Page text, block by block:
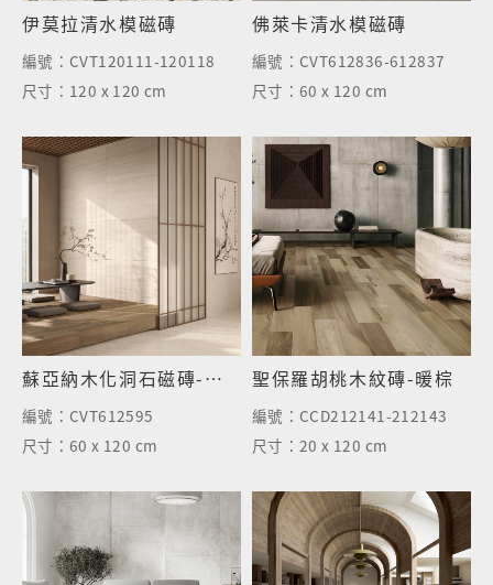
伊莫拉清水模磁磚
編號： CVT120111-120118
尺寸： 120 x 120 cm
佛萊卡清水模磁磚
編號： CVT612836-612837
尺寸：60 x 120 cm
蘇亞納木化洞石磁磚-岩米
編號： CVT612595
尺寸：60 x 120 cm
聖保羅胡桃木紋磚-暖棕
編號： CCD212141-212143
尺寸：20 x 120 cm